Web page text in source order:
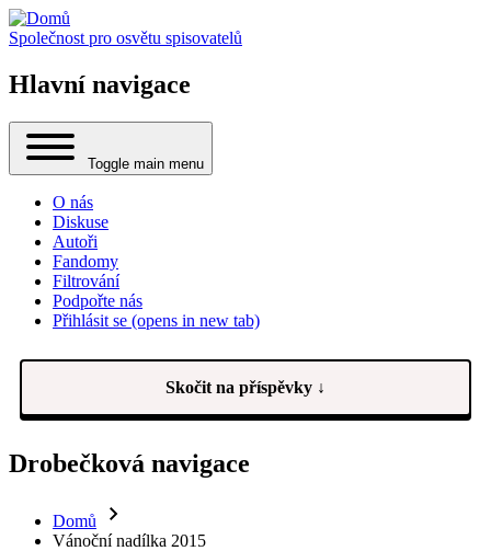
Společnost pro osvětu spisovatelů
Hlavní navigace
Toggle main menu
O nás
Diskuse
Autoři
Fandomy
Filtrování
Podpořte nás
Přihlásit se (opens in new tab)
Skočit na příspěvky ↓
Drobečková navigace
Domů
Vánoční nadílka 2015